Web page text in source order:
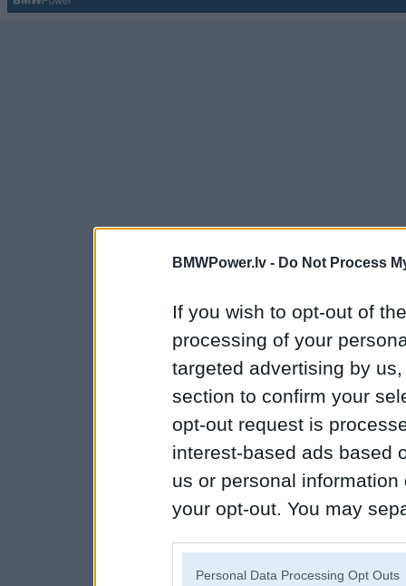
BMWPower.lv - Do Not Process
If you wish to opt-out of
processing of your
targeted advertising by
section to confirm your
opt-out request is
interest-based ads based
us or personal
your opt-out. You may
Personal Data Processing Opt Outs